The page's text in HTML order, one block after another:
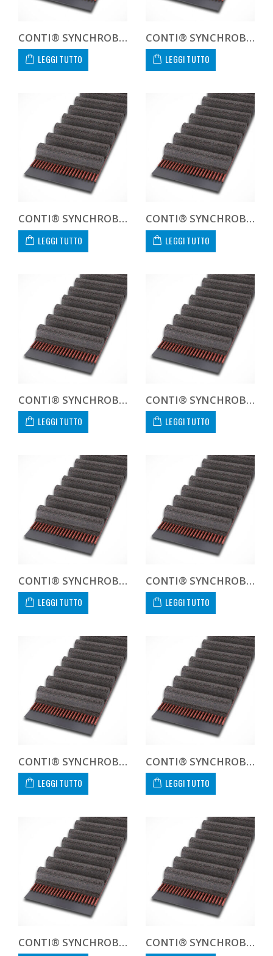
CONTI® SYNCHROBELT 300L100
LEGGI TUTTO
CONTI® SYNCHROBELT 322L100
LEGGI TUTTO
CONTI® SYNCHROBELT 330H100
LEGGI TUTTO
CONTI® SYNCHROBELT 334L100
LEGGI TUTTO
CONTI® SYNCHROBELT 335H100
LEGGI TUTTO
CONTI® SYNCHROBELT 345L100
LEGGI TUTTO
CONTI® SYNCHROBELT 360H100
LEGGI TUTTO
CONTI® SYNCHROBELT 367L100
LEGGI TUTTO
CONTI® SYNCHROBELT 370H100
LEGGI TUTTO
CONTI® SYNCHROBELT 390H100
LEGGI TUTTO
CONTI® SYNCHROBELT 390L100 CONTI® SYNCHROBELT 405L100